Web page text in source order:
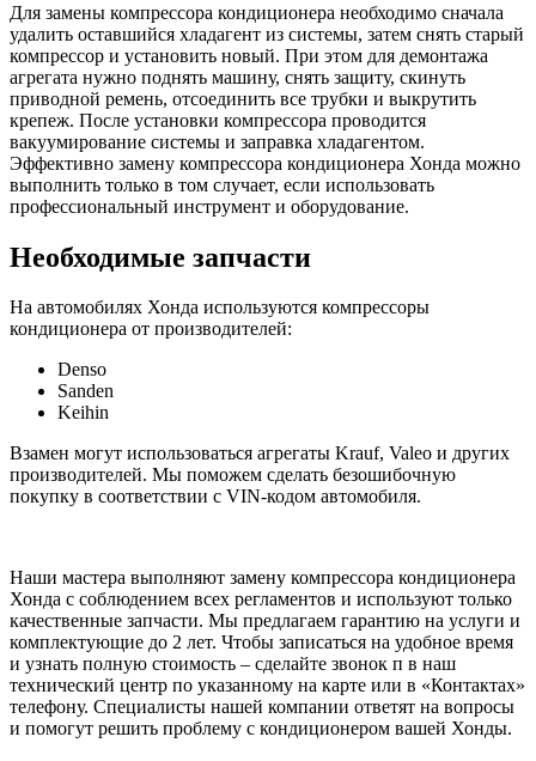
Для замены компрессора кондиционера необходимо сначала
удалить оставшийся хладагент из системы, затем снять старый
компрессор и установить новый. При этом для демонтажа
агрегата нужно поднять машину, снять защиту, скинуть
приводной ремень, отсоединить все трубки и выкрутить
крепеж. После установки компрессора проводится
вакуумирование системы и заправка хладагентом.
Эффективно замену компрессора кондиционера Хонда можно
выполнить только в том случает, если использовать
профессиональный инструмент и оборудование.
Необходимые запчасти
На автомобилях Хонда используются компрессоры
кондиционера от производителей:
Denso
Sanden
Keihin
Взамен могут использоваться агрегаты Krauf, Valeo и других
производителей. Мы поможем сделать безошибочную
покупку в соответствии с VIN-кодом автомобиля.
Наши мастера выполняют замену компрессора кондиционера
Хонда с соблюдением всех регламентов и используют только
качественные запчасти. Мы предлагаем гарантию на услуги и
комплектующие до 2 лет. Чтобы записаться на удобное время
и узнать полную стоимость – сделайте звонок п в наш
технический центр по указанному на карте или в «Контактах»
телефону. Специалисты нашей компании ответят на вопросы
и помогут решить проблему с кондиционером вашей Хонды.